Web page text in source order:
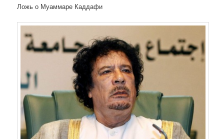
Ложь о Муаммаре Каддафи